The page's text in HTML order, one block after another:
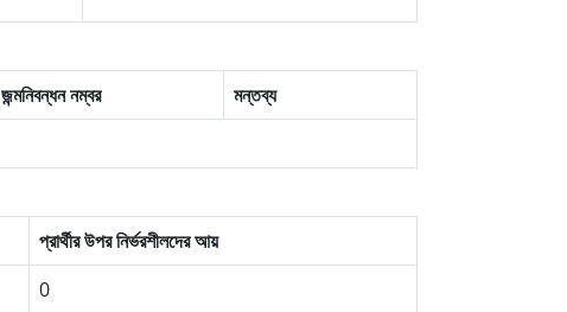
জন্মনিবন্ধন নম্বর
মন্তব্য
প্রার্থীর উপর নির্ভরশীলদের আয়
0